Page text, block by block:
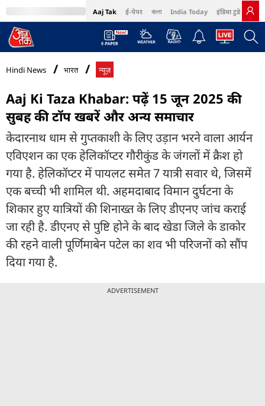
Aaj Tak ई-पेपर বাংলা India Today इंडिया टुडे हिंदी
MumbaiTak Cosmopolitan Harper's Bazaar Northeast
Hindi News भारत न्यूज़
Aaj Ki Taza Khabar: पढ़ें 15 जून 2025 की
सुबह की टॉप खबरें और अन्य समाचार
केदारनाथ धाम से गुप्तकाशी के लिए उड़ान भरने वाला आर्यन
एविएशन का एक हेलिकॉप्टर गौरीकुंड के जंगलों में क्रैश हो
गया है. हेलिकॉप्टर में पायलट समेत 7 यात्री सवार थे, जिसमें
एक बच्ची भी शामिल थी. अहमदाबाद विमान दुर्घटना के
शिकार हुए यात्रियों की शिनाख्त के लिए डीएनए जांच कराई
जा रही है. डीएनए से पुष्टि होने के बाद खेडा जिले के डाकोर
की रहने वाली पूर्णिमाबेन पटेल का शव भी परिजनों को सौंप
दिया गया है.
ADVERTISEMENT